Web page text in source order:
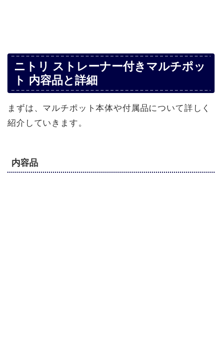
ニトリ ストレーナー付きマルチポッ
ト 内容品と詳細
まずは、マルチポット本体や付属品について詳しく
紹介していきます。
内容品